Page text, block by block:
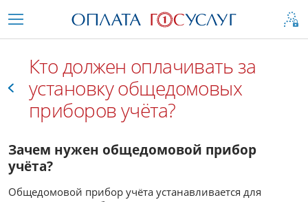
Кто должен оплачивать за
установку общедомовых
приборов учёта?
Зачем нужен общедомовой прибор
учёта?
Общедомовой прибор учёта устанавливается для